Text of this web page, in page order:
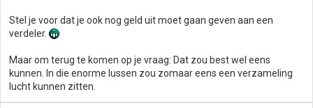
Stel je voor dat je ook nog geld uit moet gaan geven aan een
verdeler.
Maar om terug te komen op je vraag: Dat zou best wel eens
kunnen. In die enorme lussen zou zomaar eens een verzameling
lucht kunnen zitten.